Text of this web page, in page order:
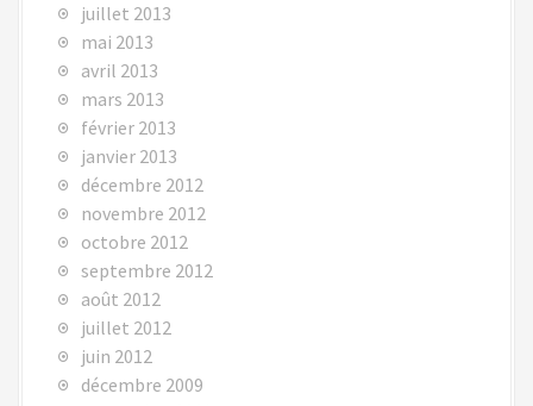
juillet 2013
mai 2013
avril 2013
mars 2013
février 2013
janvier 2013
décembre 2012
novembre 2012
octobre 2012
septembre 2012
août 2012
juillet 2012
juin 2012
décembre 2009